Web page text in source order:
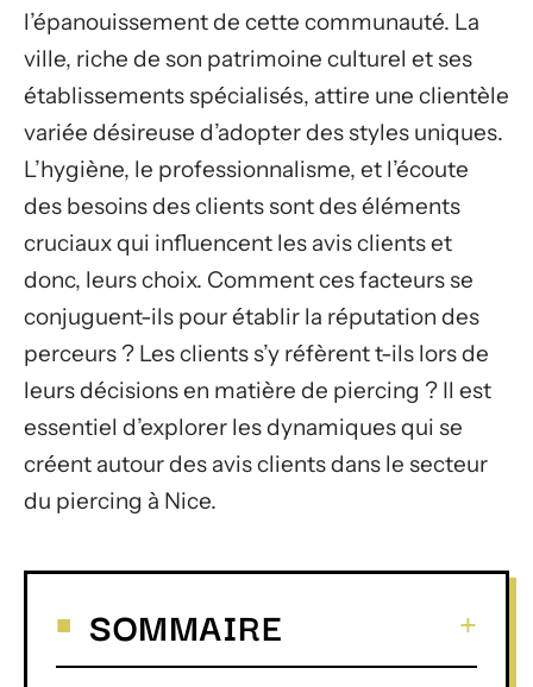
l’épanouissement de cette communauté. La
ville, riche de son patrimoine culturel et ses
établissements spécialisés, attire une clientèle
variée désireuse d’adopter des styles uniques.
L’hygiène, le professionnalisme, et l’écoute
des besoins des clients sont des éléments
cruciaux qui influencent les avis clients et
donc, leurs choix. Comment ces facteurs se
conjuguent-ils pour établir la réputation des
perceurs ? Les clients s’y réfèrent t-ils lors de
leurs décisions en matière de piercing ? Il est
essentiel d’explorer les dynamiques qui se
créent autour des avis clients dans le secteur
du piercing à Nice.
SOMMAIRE